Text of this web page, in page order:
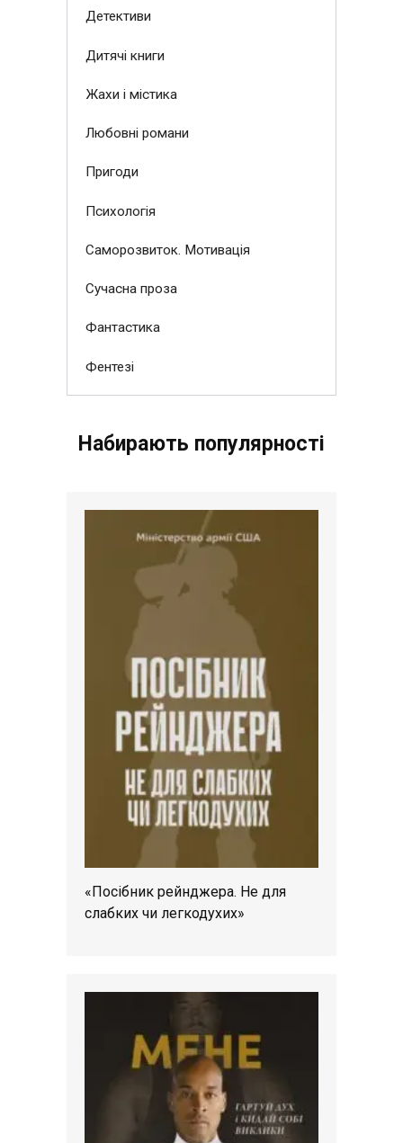
Детективи
Дитячі книги
Жахи і містика
Любовні романи
Пригоди
Психологія
Саморозвиток. Мотивація
Сучасна проза
Фантастика
Фентезі
Набирають популярності
«Посібник рейнджера. Не для
слабких чи легкодухих»